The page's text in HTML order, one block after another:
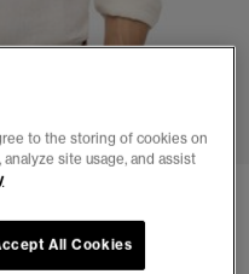
to the storing of cookies on
site usage, and assist
All Cookies